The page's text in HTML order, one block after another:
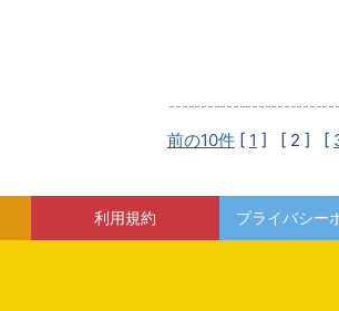
前の10件 [ 1 ] [ 2 ] [
利用規約 プライバシー